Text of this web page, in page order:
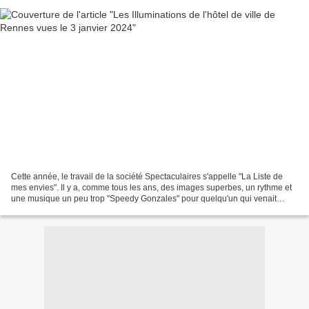
Cette année, le travail de la société Spectaculaires s'appelle "La Liste de
mes envies". Il y a, comme tous les ans, des images superbes, un rythme et
une musique un peu trop "Speedy Gonzales" pour quelqu'un qui venait